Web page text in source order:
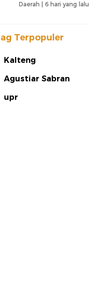
Daerah | 6 hari yang lalu
Terpopuler
Kalteng
Agustiar Sabran
upr